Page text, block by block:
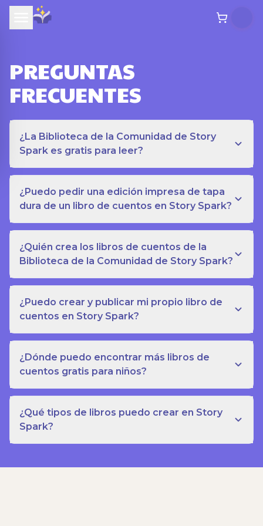
PREGUNTAS
FRECUENTES
¿La Biblioteca de la Comunidad de Story
Spark es gratis para leer?
¿Puedo pedir una edición impresa de tapa
dura de un libro de cuentos en Story Spark?
¿Quién crea los libros de cuentos de la
Biblioteca de la Comunidad de Story Spark?
¿Puedo crear y publicar mi propio libro de
cuentos en Story Spark?
¿Dónde puedo encontrar más libros de
cuentos gratis para niños?
¿Qué tipos de libros puedo crear en Story
Spark?